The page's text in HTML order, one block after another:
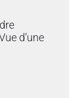
d’une